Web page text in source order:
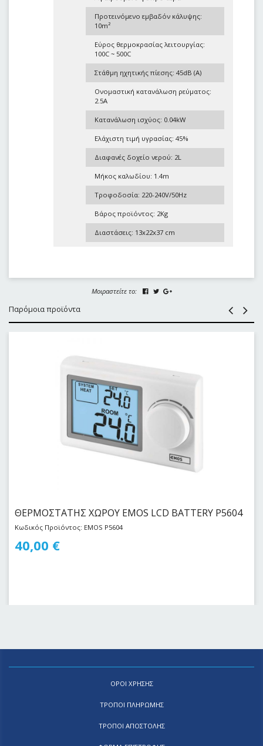
Προτεινόμενο εμβαδόν κάλυψης:
10m²
Εύρος θερμοκρασίας λειτουργίας:
100C ~ 500C
Στάθμη ηχητικής πίεσης: 45dB (A)
Ονομαστική κατανάλωση ρεύματος:
2.5A
Κατανάλωση ισχύος: 0.04kW
Ελάχιστη τιμή υγρασίας: 45%
Διαφανές δοχείο νερού: 2L
Μήκος καλωδίου: 1.4m
Τροφοδοσία: 220-240V/50Hz
Βάρος προϊόντος: 2Kg
Διαστάσεις: 13x22x37 cm
Μοιραστείτε το:
Παρόμοια προϊόντα
ΘΕΡΜΟΣΤΑΤΗΣ ΧΩΡΟΥ EMOS LCD BATTERY P5604
Κωδικός Προϊόντος: EMOS P5604
40,00 €
ΟΡΟΙ ΧΡΗΣΗΣ
ΤΡΟΠΟΙ ΠΛΗΡΩΜΗΣ
ΤΡΟΠΟΙ ΑΠΟΣΤΟΛΗΣ